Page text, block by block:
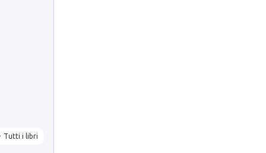
Tutti i libri